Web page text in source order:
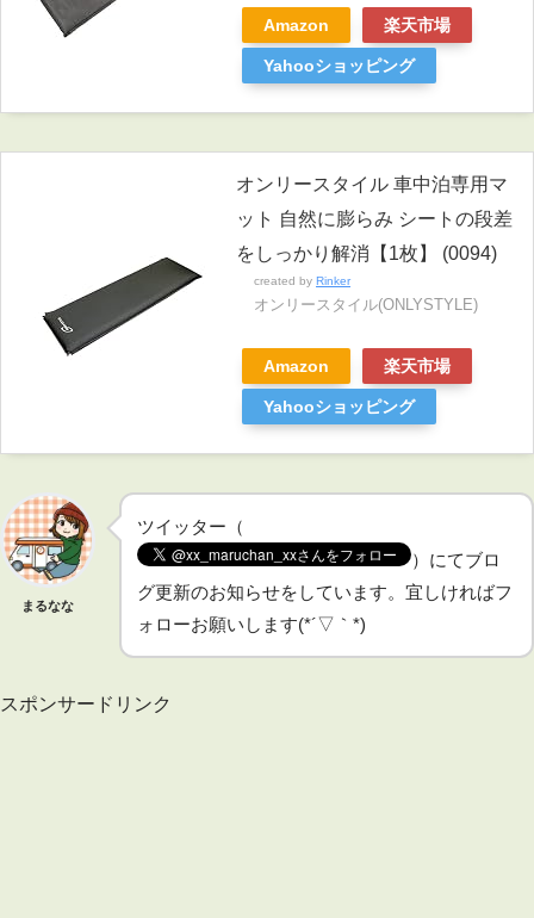
Amazon 楽天市場
Yahooショッピング
オンリースタイル 車中泊専用マ
ット 自然に膨らみ シートの段差
をしっかり解消【1枚】 (0094)
created by Rinker
オンリースタイル(ONLYSTYLE)
Amazon 楽天市場
Yahooショッピング
まるなな
ツイッター（
）にてブロ
グ更新のお知らせをしています。宜しければフ
ォローお願いします(*´▽｀*)
スポンサードリンク